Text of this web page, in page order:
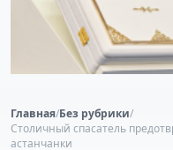
Главная/Без рубрики/
Столичный спасатель
астанчанки